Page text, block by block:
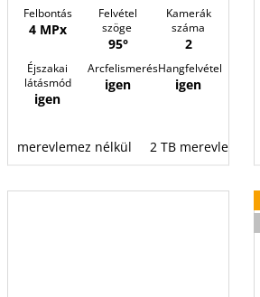
Felbontás
4 MPx
Felvétel
szöge
95°
Kamerák
száma
2
Éjszakai
látásmód
igen
Arcfelismerés
igen
Hangfelvétel
igen
merevlemez nélkül 2 TB merevlemez